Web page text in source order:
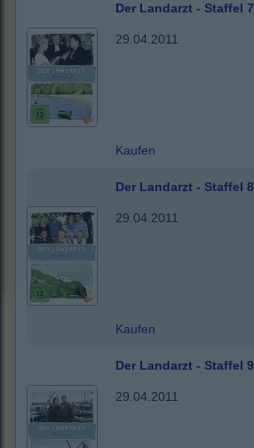
Der Landarzt - Staffel 7
29.04.2011
Kaufen
Der Landarzt - Staffel 8
29.04.2011
Kaufen
Der Landarzt - Staffel 9
29.04.2011